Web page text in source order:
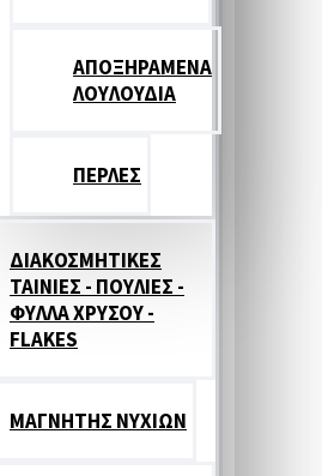
ΑΠΟΞΗΡΑΜΕΝΑ
ΛΟΥΛΟΥΔΙΑ
ΠΕΡΛΕΣ
ΔΙΑΚΟΣΜΗΤΙΚΕΣ
ΤΑΙΝΙΕΣ - ΠΟΥΛΙΕΣ -
ΦΥΛΛΑ ΧΡΥΣΟΥ -
FLAKES
ΜΑΓΝΗΤΗΣ ΝΥΧΙΩΝ